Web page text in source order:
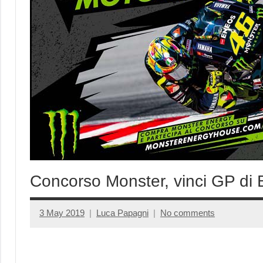
Concorso Monster, vinci GP di
3 May 2019 Luca Papagni No comments